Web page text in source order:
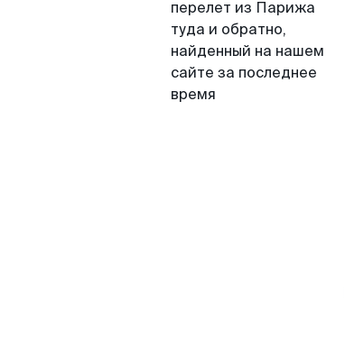
перелет из Парижа
туда и обратно,
найденный на нашем
сайте за последнее
время